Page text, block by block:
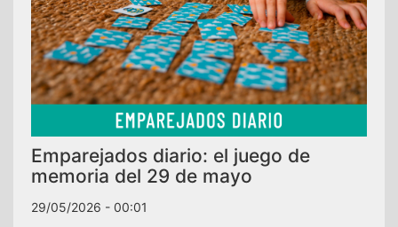
Emparejados diario: el juego de
memoria del 29 de mayo
29/05/2026 - 00:01